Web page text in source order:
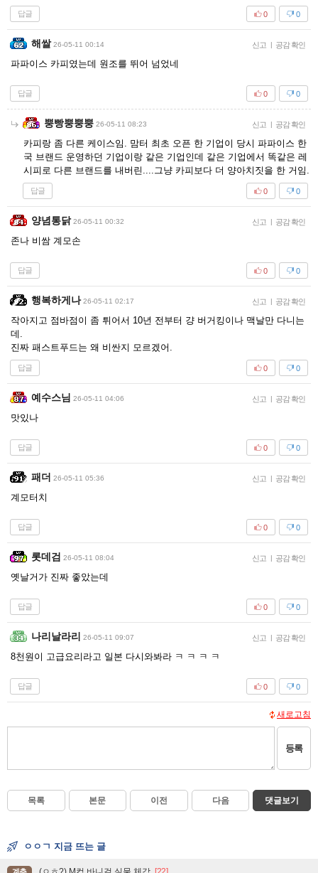
답글 0
0
해쌀 26-05-11 00:14 신고 | 공감 확인
파파이스 카피였는데 원조를 뛰어 넘었네
답글 0
0
뿡빵뿡뿡뿡 26-05-11 08:23 신고 | 공감 확인
카피랑 좀 다른 케이스임. 맘터 최초 오픈 한 기업이 당시 파파이스 한
국 브랜드 운영하던 기업이랑 같은 기업인데 같은 기업에서 똑같은 레
시피로 다른 브랜드를 내버린....그냥 카피보다 더 양아치짓을 한 거임.
답글 0
0
양념통닭 26-05-11 00:32 신고 | 공감 확인
존나 비쌈 계모손
답글 0
0
행복하게나 26-05-11 02:17 신고 | 공감 확인
작아지고 점바점이 좀 튀어서 10년 전부터 걍 버거킹이나 맥날만 다니는
데.
진짜 패스트푸드는 왜 비싼지 모르겠어.
답글 0
0
예수스님 26-05-11 04:06 신고 | 공감 확인
맛있나
답글 0
0
패더 26-05-11 05:36 신고 | 공감 확인
계모터치
답글 0
0
롯데검 26-05-11 08:04 신고 | 공감 확인
옛날거가 진짜 좋았는데
답글 0
0
나리날라리 26-05-11 09:07 신고 | 공감 확인
8천원이 고급요리라고 일본 다시와봐라 ㅋ ㅋ ㅋ ㅋ
답글 0
0
새로고침
등록
목록 본문 이전 다음 댓글보기
ㅇㅇㄱ 지금 뜨는 글